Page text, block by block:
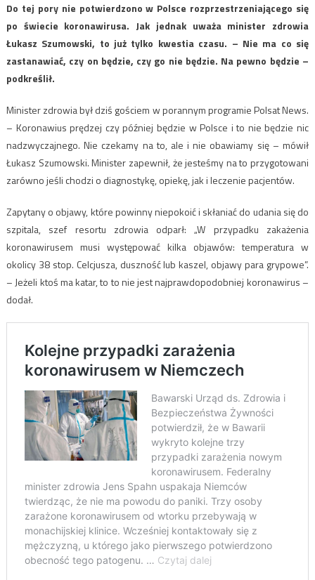
Do tej pory nie potwierdzono w Polsce rozprzestrzeniającego się
po świecie koronawirusa. Jak jednak uważa minister zdrowia
Łukasz Szumowski, to już tylko kwestia czasu. – Nie ma co się
zastanawiać, czy on będzie, czy go nie będzie. Na pewno będzie –
podkreślił.
Minister zdrowia był dziś gościem w porannym programie Polsat News.
– Koronawius prędzej czy później będzie w Polsce i to nie będzie nic
nadzwyczajnego. Nie czekamy na to, ale i nie obawiamy się – mówił
Łukasz Szumowski. Minister zapewnił, że jesteśmy na to przygotowani
zarówno jeśli chodzi o diagnostykę, opiekę, jak i leczenie pacjentów.
Zapytany o objawy, które powinny niepokoić i skłaniać do udania się do
szpitala, szef resortu zdrowia odparł: „W przypadku zakażenia
koronawirusem musi występować kilka objawów: temperatura w
okolicy 38 stop. Celcjusza, duszność lub kaszel, objawy para grypowe”.
– Jeżeli ktoś ma katar, to to nie jest najprawdopodobniej koronawirus –
dodał.